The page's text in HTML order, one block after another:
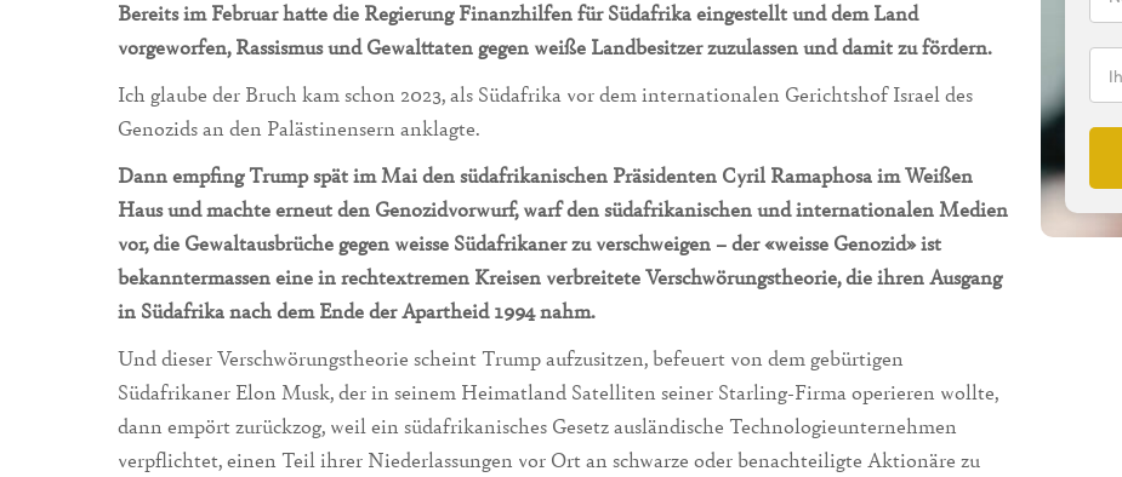
Bereits im Februar hatte die Regierung Finanzhilfen für Südafrika eingestellt und dem Land
vorgeworfen, Rassismus und Gewalttaten gegen weiße Landbesitzer zuzulassen und damit zu fördern.
Ich glaube der Bruch kam schon 2023, als Südafrika vor dem internationalen Gerichtshof Israel des
Genozids an den Palästinensern anklagte.
Dann empfing Trump spät im Mai den südafrikanischen Präsidenten Cyril Ramaphosa im Weißen
Haus und machte erneut den Genozidvorwurf, warf den südafrikanischen und internationalen Medien
vor, die Gewaltausbrüche gegen weisse Südafrikaner zu verschweigen – der «weisse Genozid» ist
bekanntermassen eine in rechtextremen Kreisen verbreitete Verschwörungstheorie, die ihren Ausgang
in Südafrika nach dem Ende der Apartheid 1994 nahm.
Und dieser Verschwörungstheorie scheint Trump aufzusitzen, befeuert von dem gebürtigen
Südafrikaner Elon Musk, der in seinem Heimatland Satelliten seiner Starling-Firma operieren wollte,
dann empört zurückzog, weil ein südafrikanisches Gesetz ausländische Technologieunternehmen
verpflichtet, einen Teil ihrer Niederlassungen vor Ort an schwarze oder benachteiligte Aktionäre zu